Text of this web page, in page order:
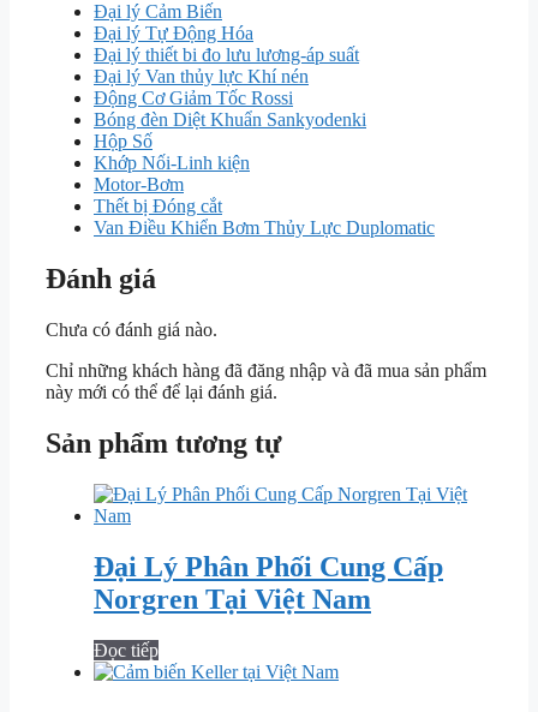
Đại lý Cảm Biến
Đại lý Tự Động Hóa
Đại lý thiết bi đo lưu lương-áp suất
Đại lý Van thủy lực Khí nén
Động Cơ Giảm Tốc Rossi
Bóng đèn Diệt Khuẩn Sankyodenki
Hộp Số
Khớp Nối-Linh kiện
Motor-Bơm
Thết bị Đóng cắt
Van Điều Khiển Bơm Thủy Lực Duplomatic
Đánh giá
Chưa có đánh giá nào.
Chỉ những khách hàng đã đăng nhập và đã mua sản phẩm
này mới có thể để lại đánh giá.
Sản phẩm tương tự
Đại Lý Phân Phối Cung Cấp
Norgren Tại Việt Nam
Đọc tiếp